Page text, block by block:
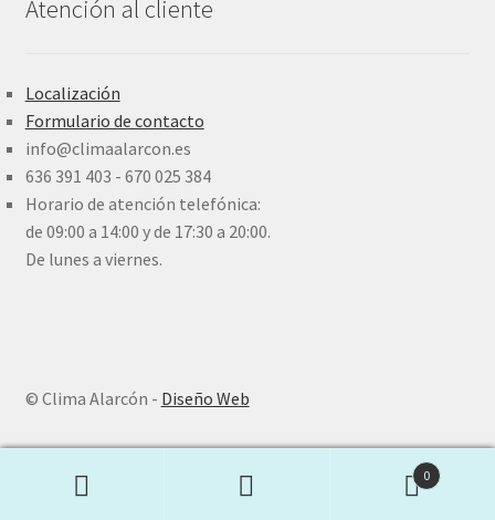
Atención al cliente
Localización
Formulario de contacto
info@climaalarcon.es
636 391 403 - 670 025 384
Horario de atención telefónica:
de 09:00 a 14:00 y de 17:30 a 20:00.
De lunes a viernes.
© Clima Alarcón - Diseño Web
0